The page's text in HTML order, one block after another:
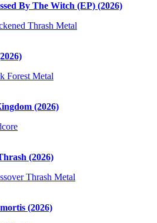
By The Witch (EP) (2026)
Thrash Metal
Forest Metal
(2026)
(2026)
Thrash Metal
(2026)